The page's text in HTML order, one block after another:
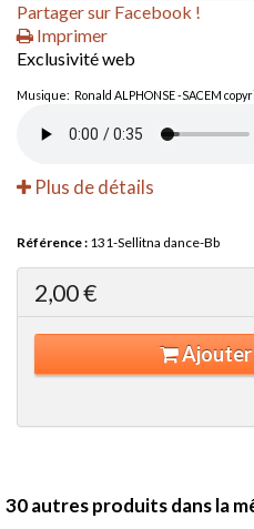
Partager sur Facebook !
Imprimer
Exclusivité web
Musique: Ronald ALPHONSE -SACEM
Plus de détails
Référence : 131-Sellitna dance-Bb
2,00 €
Ajouter
30 autres produits dans la